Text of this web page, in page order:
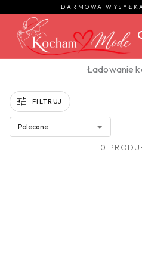
DARMOWA
Ładowanie
FILTRUJ
Polecane
0